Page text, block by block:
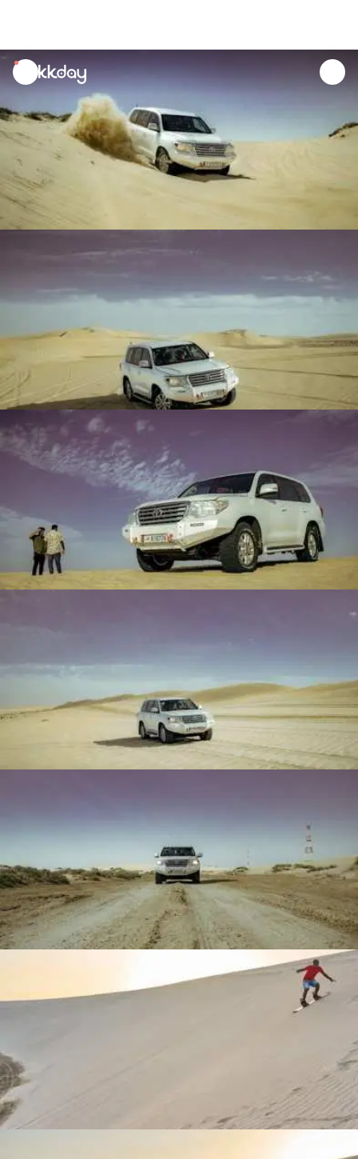
unread
notifications